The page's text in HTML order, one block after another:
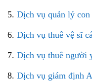
5. Dịch vụ quản lý con
6. Dịch vụ thuê vệ sĩ
7. Dịch vụ thuê người
8. Dịch vụ giám định